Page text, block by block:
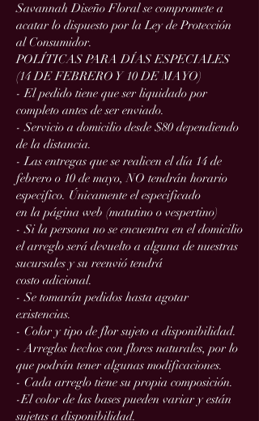
Savannah Diseño Floral se compromete a
acatar lo dispuesto por la Ley de Protección
al Consumidor.
POLÍTICAS PARA DÍAS ESPECIALES
(14 DE FEBRERO Y 10 DE MAYO)
- El pedido tiene que ser liquidado por
completo antes de ser enviado.
- Servicio a domicilio desde $80 dependiendo
de la distancia.
- Las entregas que se realicen el día 14 de
febrero o 10 de mayo, NO tendrán horario
especifico. Únicamente el especificado
en la página web (matutino o vespertino)
- Si la persona no se encuentra en el domicilio
el arreglo será devuelto a alguna de nuestras
sucursales y su reenvió tendrá
costo adicional.
- Se tomarán pedidos hasta agotar
existencias.
- Color y tipo de flor sujeto a disponibilidad.
- Arreglos hechos con flores naturales, por lo
que podrán tener algunas modificaciones.
- Cada arreglo tiene su propia composición.
-El color de las bases pueden variar y están
sujetas a disponibilidad.